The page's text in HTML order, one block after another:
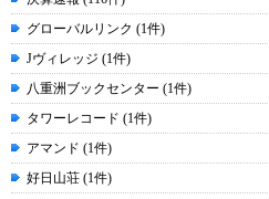
グローバルリンク (1件)
Jヴィレッジ (1件)
八重洲ブックセンター (1件)
タワーレコード (1件)
アマンド (1件)
好日山荘 (1件)